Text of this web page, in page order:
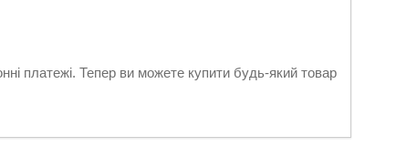
платежі. Тепер ви можете купити будь-який товар